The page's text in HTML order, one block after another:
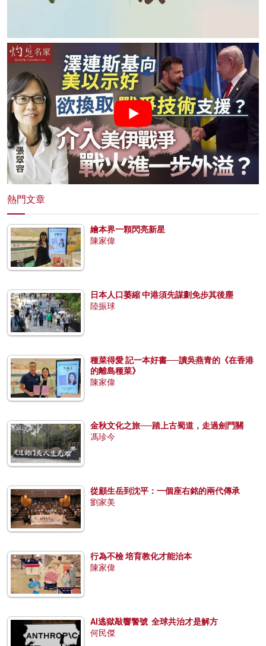
熱門文章
繪本界一顆閃亮新星
陳家偉
日本人口萎縮 中港須先謀劃免步其後塵
陸振球
種菜得愛 記一本好書──讀吳燕青的《在香港
的離島種菜》
陳家偉
金秋文化之旅──踏上古蜀道，走過劍門關
馮珍今
從顧生岳到沈平：一個座右銘的兩代傳承
劉家美
行為不檢 培育教化才能治本
陳家偉
AI逃獄敲響警號 全球共治才是解方
何民傑